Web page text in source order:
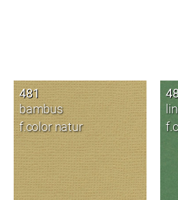
481
bambus
f.color natur